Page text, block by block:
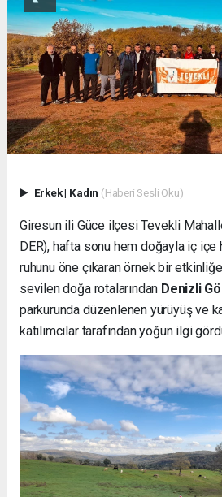
Erkek| Kadın (Haberi Sesli Oku)
Giresun ili Güce ilçesi Tevekli
DER), hafta sonu hem doğayla iç içe
ruhunu öne çıkaran örnek bir
sevilen doğa rotalarından Denizli
parkurunda düzenlenen yürüyüş ve
katılımcılar tarafından yoğun ilgi